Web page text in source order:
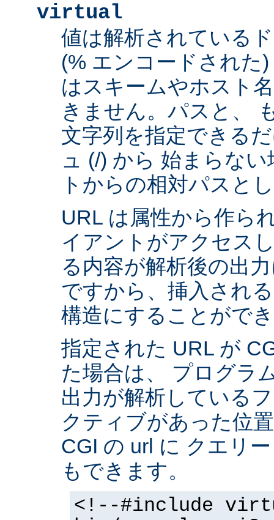
virtual
値は解析されている
(% エンコードされた
はスキームやホスト
きません。パスと、
文字列を指定できる
ュ (/) から 始まらな
トからの相対パスと
URL は属性から作ら
イアントがアクセス
る内容が解析後の出
ですから、挿入され
構造にすることがで
指定された URL が
た場合は、 プログラ
出力が解析している
クティブがあった位
CGI の url に クエリ
もできます。
<!--#include